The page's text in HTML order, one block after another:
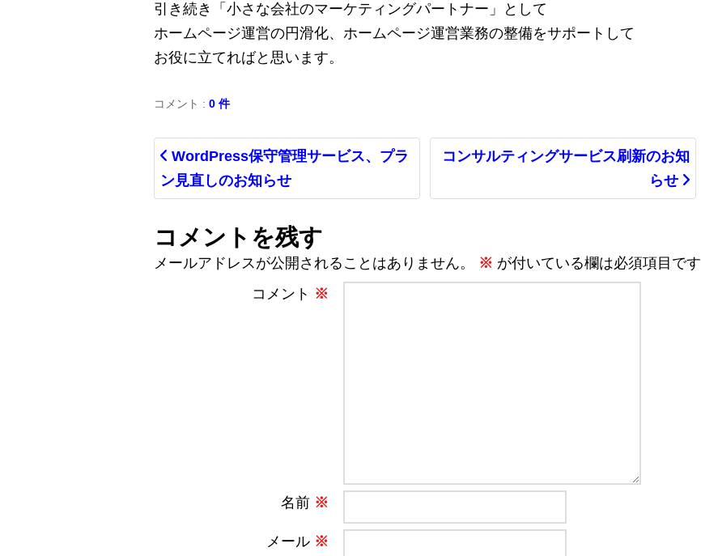
引き続き「小さな会社のマーケティングパートナー」として
ホームページ運営の円滑化、ホームページ運営業務の整備をサポートして
お役に立てればと思います。
コメント : 0 件
WordPress保守管理サービス、プラ
ン見直しのお知らせ
コンサルティングサービス刷新のお知
らせ
コメントを残す
メールアドレスが公開されることはありません。 ※ が付いている欄は必須項目です
コメント ※
名前 ※
メール ※